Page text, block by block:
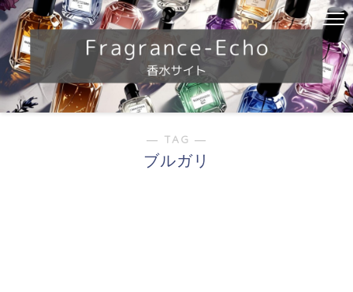
― TAG ―
ブルガリ